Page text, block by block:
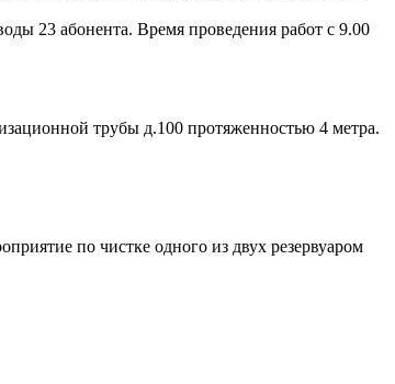
23 абонента. Время проведения работ с 9.00
трубы д.100 протяженностью 4 метра.
по чистке одного из двух резервуаром